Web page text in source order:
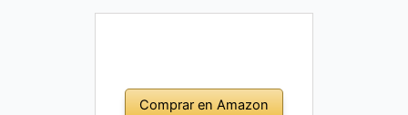
Comprar en Amazon